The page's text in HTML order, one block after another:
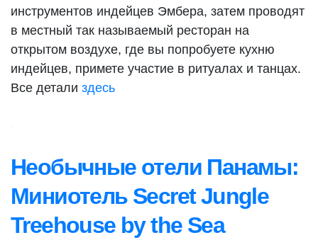
инструментов индейцев Эмбера, затем проводят
в местный так называемый ресторан на
открытом воздухе, где вы попробуете кухню
индейцев, примете участие в ритуалах и танцах.
Все детали здесь
Необычные отели Панамы:
Миниотель Secret Jungle
Treehouse by the Sea